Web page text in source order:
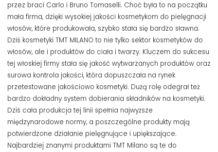
przez braci Carlo i Bruno Tomaselli. Choć była to na początku
mała firma, dzięki wysokiej jakości kosmetykom do pielęgnacji
włosów, które produkowała, szybko stała się bardzo sławna.
Dziś kosmetyki TMT MILANO to nie tylko sektor kosmetyków do
włosów, ale i produktów do ciała i twarzy. Kluczem do sukcesu
tej włoskiej firmy stała się jakość wytwarzanych produktów oraz
surowa kontrola jakości, która dopuszczała na rynek
przetestowane jakościowo kosmetyki. Dużą rolę odegrał też
bardzo dokładny system dobierania składników na kosmetyki.
Dziś cała produkcja tej linii spełnia najwyższe
międzynarodowe normy, a poszczególne produkty mają
potwierdzone działanie pielęgnujące i upiększające.
Najbardziej znanymi produktami TMT Milano są te do